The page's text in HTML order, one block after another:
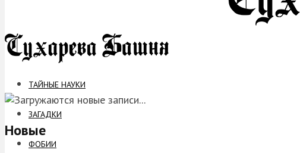
ТАЙНЫЕ НАУКИ
ЗАГАДКИ
ФОБИИ
Новые